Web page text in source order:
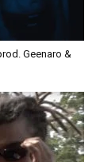
Geenaro &